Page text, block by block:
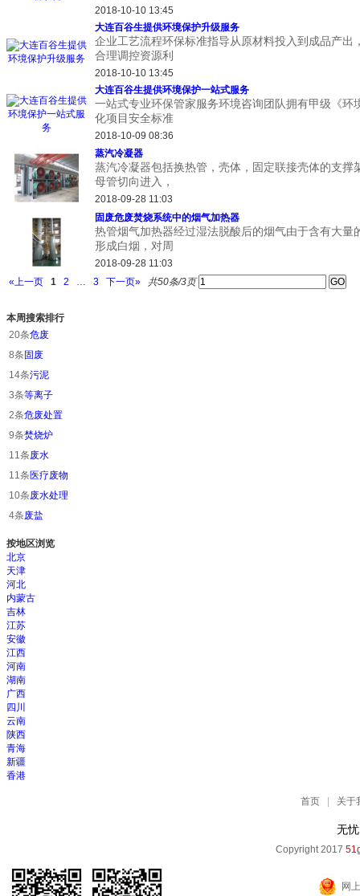
2018-10-10 13:45
大连百谷生提供环境保护升级服务
企业工艺流程环保标准指导从原材料投入到成品产
合理调控资源利
2018-10-10 13:45
大连百谷生提供环境保护一站式服务
一站式专业环保管家服务环境咨询团队拥有甲级《
化项目安全标准
2018-10-09 08:36
蒸汽冷凝器
蒸汽冷凝器包括换热管，壳体，固定联接壳体的支
母管切向进入，
2018-09-28 11:03
固废危废焚烧系统中的烟气加热器
热管烟气加热器经过湿法脱酸后的烟气由于含有大
形成白烟，对周
2018-09-28 11:03
«上一页
1 2 … 3 下一页» 共50条/3页
本周搜索排行
20条危废
8条 固废
14条污泥
3条等离子
2条危废处置
9条焚烧炉
11条废水
11条 医疗废物
10条废水处理
4条废盐
按地区浏览
北京
天津
河北
内蒙古
吉林
江苏
安徽
江西
河南
湖南
广西
四川
云南
陕西
青海
新疆
香港
首页 关于
无
Copyright 2017
网